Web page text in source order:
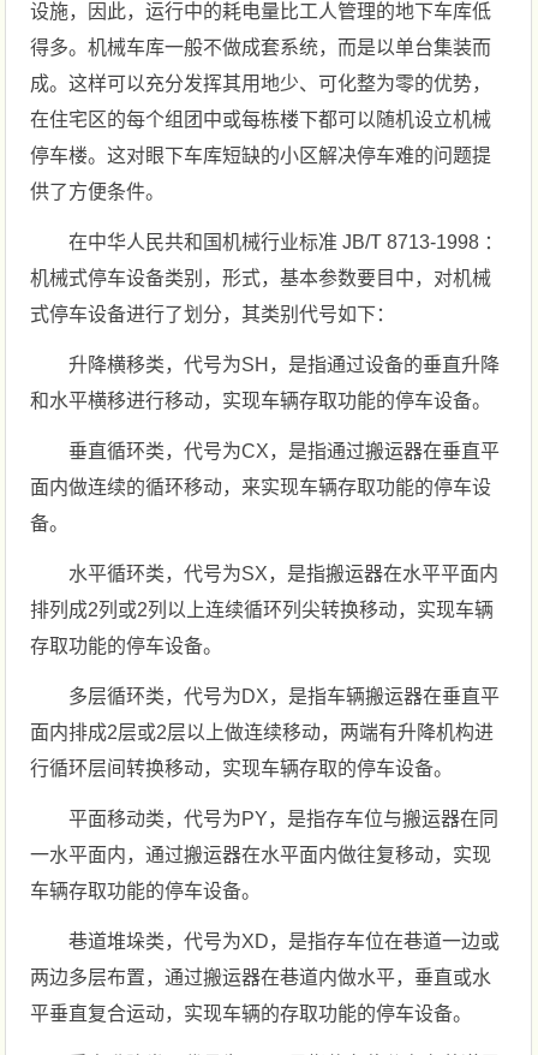
设施，因此，运行中的耗电量比工人管理的地下车库低
得多。机械车库一般不做成套系统，而是以单台集装而
成。这样可以充分发挥其用地少、可化整为零的优势，
在住宅区的每个组团中或每栋楼下都可以随机设立机械
停车楼。这对眼下车库短缺的小区解决停车难的问题提
供了方便条件。
在中华人民共和国机械行业标准 JB/T 8713-1998 ：
机械式停车设备类别，形式，基本参数要目中，对机械
式停车设备进行了划分，其类别代号如下：
升降横移类，代号为SH，是指通过设备的垂直升降
和水平横移进行移动，实现车辆存取功能的停车设备。
垂直循环类，代号为CX，是指通过搬运器在垂直平
面内做连续的循环移动，来实现车辆存取功能的停车设
备。
水平循环类，代号为SX，是指搬运器在水平平面内
排列成2列或2列以上连续循环列尖转换移动，实现车辆
存取功能的停车设备。
多层循环类，代号为DX，是指车辆搬运器在垂直平
面内排成2层或2层以上做连续移动，两端有升降机构进
行循环层间转换移动，实现车辆存取的停车设备。
平面移动类，代号为PY，是指存车位与搬运器在同
一水平面内，通过搬运器在水平面内做往复移动，实现
车辆存取功能的停车设备。
巷道堆垛类，代号为XD，是指存车位在巷道一边或
两边多层布置，通过搬运器在巷道内做水平，垂直或水
平垂直复合运动，实现车辆的存取功能的停车设备。